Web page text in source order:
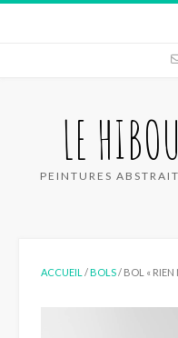
Skip
LE
PEINTURES
ACCUEIL /BOLS/ BOL « RIEN